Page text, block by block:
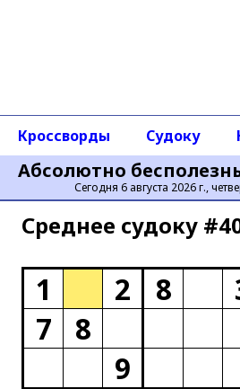
Абсолютно
Сегодня 6 августа 2026 г.,
Кроссворды Судоку
Среднее cудоку
1 2 8
7
8
9